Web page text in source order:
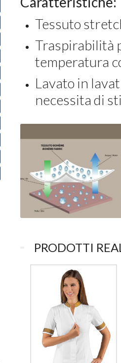
Tessuto
Traspirabilità
temperatura
Lavato in
necessita di
PRODOTTI